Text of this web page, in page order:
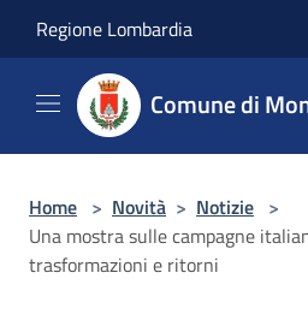
Regione Lombardia
Comune di
Home > Novità > Notizie >
Una mostra sulle campagne
trasformazioni e ritorni